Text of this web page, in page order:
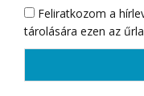
Feliratkozom a
tárolására ezen az